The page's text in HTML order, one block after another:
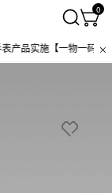
0
实施【一物一码】管理